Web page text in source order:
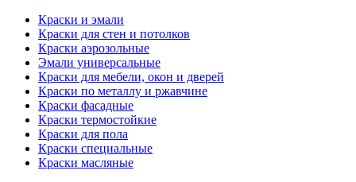
Краски и эмали
Краски для стен и потолков
Краски аэрозольные
Эмали универсальные
Краски для мебели, окон и дверей
Краски по металлу и ржавчине
Краски фасадные
Краски термостойкие
Краски для пола
Краски специальные
Краски масляные